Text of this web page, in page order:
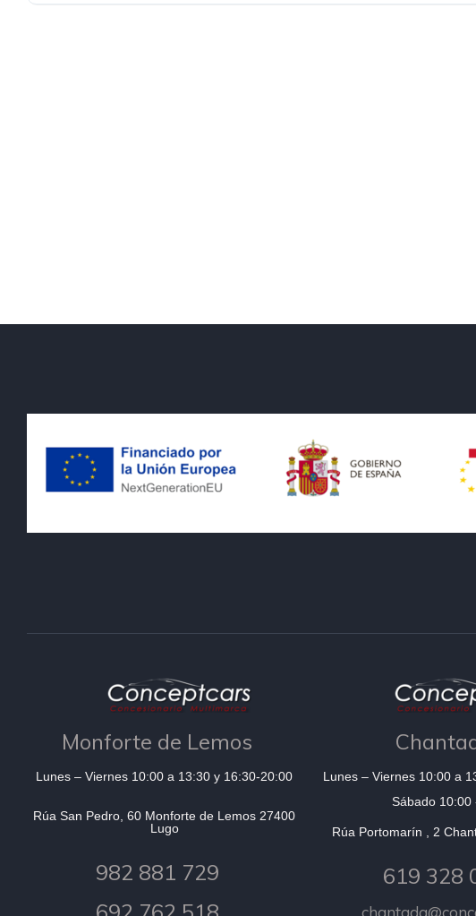
Monforte de Lemos
Lunes – Viernes 10:00 a 13:30 y 16:30-20:00
Rúa San Pedro, 60 Monforte de Lemos 27400
Lugo
982 881 729
Lunes – Viernes 10:00 a
Sábado 10:00
Rúa Portomarín , 2
619 328